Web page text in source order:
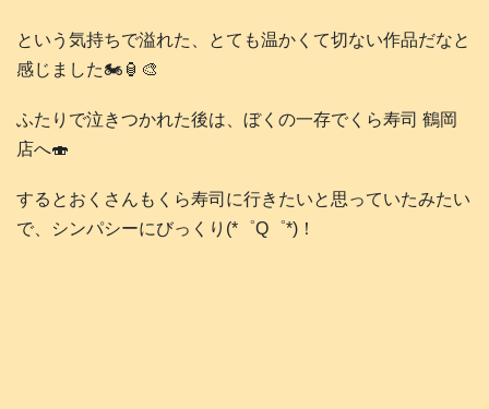
という気持ちで溢れた、とても温かくて切ない作品だなと
感じました🏍️🏮🎨
ふたりで泣きつかれた後は、ぼくの一存でくら寿司 鶴岡
店へ🍣
するとおくさんもくら寿司に行きたいと思っていたみたい
で、シンパシーにびっくり(*゜Q゜*)！